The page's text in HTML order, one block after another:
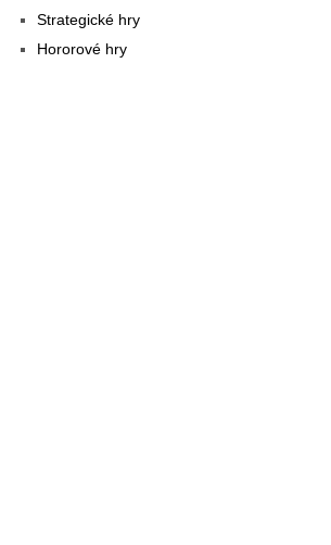
Strategické hry
Hororové hry